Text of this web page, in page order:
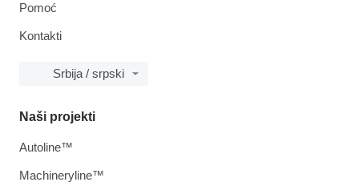
Pomoć
Kontakti
Srbija / srpski
Naši projekti
Autoline™
Machineryline™